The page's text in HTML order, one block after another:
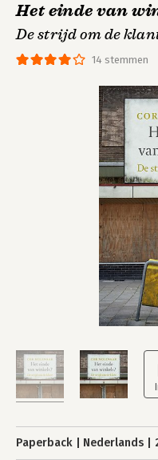
14 stemmen
Het einde van
De strijd om de
Paperback Nederlands